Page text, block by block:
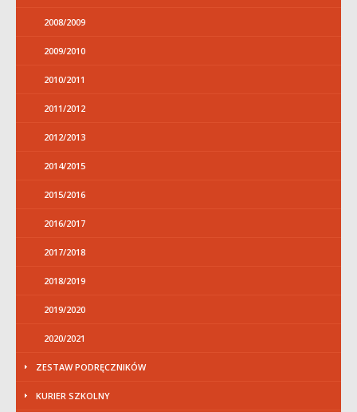
2008/2009
2009/2010
2010/2011
2011/2012
2012/2013
2014/2015
2015/2016
2016/2017
2017/2018
2018/2019
2019/2020
2020/2021
ZESTAW PODRĘCZNIKÓW
KURIER SZKOLNY